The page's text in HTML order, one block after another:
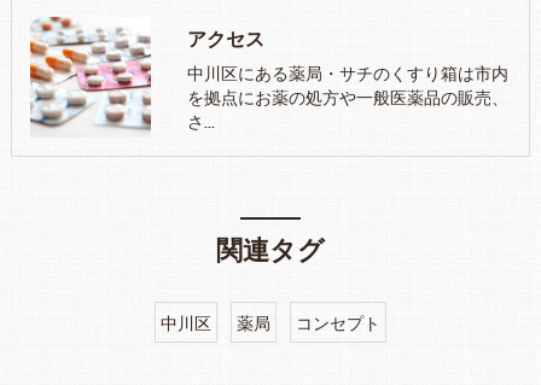
アクセス
中川区にある薬局・サチのくすり箱は市内
を拠点にお薬の処方や一般医薬品の販売、
さ…
関連タグ
中川区 薬局 コンセプト